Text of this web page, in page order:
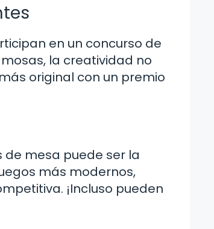
en un concurso de
la creatividad no
original con un premio
de mesa puede ser la
más modernos,
¡Incluso pueden